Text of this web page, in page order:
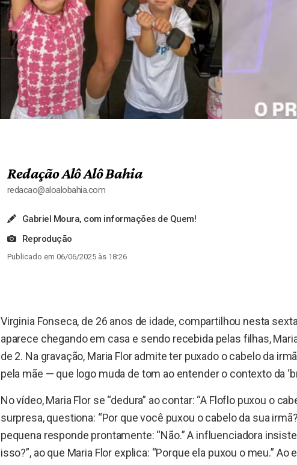
Redação Alô Alô Bahia
redacao@aloalobahia.com
Gabriel Moura, com informações de Quem!
Reprodução
Publicado em 06/06/2025 às 18:26
Virginia Fonseca, de 26 anos de idade, compartilhou nesta
aparece chegando em casa e sendo recebida pelas filhas,
de 2. Na gravação, Maria Flor admite ter puxado o cabelo da
pela mãe — que logo muda de tom ao entender o contexto da
No vídeo, Maria Flor se “dedura” ao contar: “A Floflo puxou o
surpresa, questiona: “Por que você puxou o cabelo da sua
pequena responde prontamente: “Não.” A influenciadora
isso?”, ao que Maria Flor explica: “Porque ela puxou o meu.”